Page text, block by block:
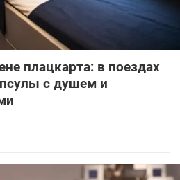
плацкарта: в поездах
с душем и